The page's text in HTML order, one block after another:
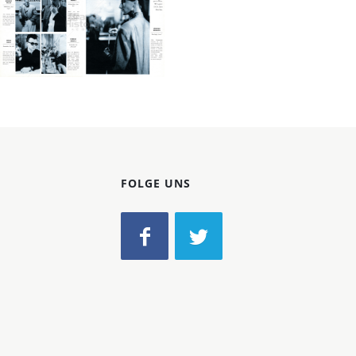
Konzerne
Epoche
WIENER
Bild-ID: 19450
FOLGE UNS